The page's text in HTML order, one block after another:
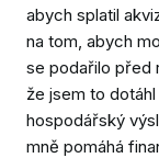
abych splatil
na tom, abych
se podařilo před
že jsem to
hospodářský
mně pomáhá